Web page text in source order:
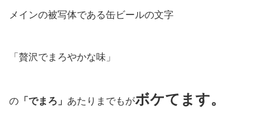
メインの被写体である缶ビールの文字
「贅沢でまろやかな味」
の 「でまろ」 あたりまでもがボケてます。